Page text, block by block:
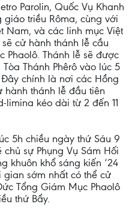
Parolin, Quốc Vụ Khanh
giáo triều Rôma, cùng với
Nam, và các linh mục Việt
cử hành thánh lễ cầu
Phaolô. Thánh lễ sẽ được
Thánh Phêrô vào lúc 5
chính là nơi các Hồng
hành thánh lễ đầu tiên
limina kéo dài từ 2 đến 11
5h chiều ngày thứ Sáu 9
sự Phụng Vụ Sám Hối
khuôn khổ sáng kiến ‘24
gian sớm nhất có thể cử
Tổng Giám Mục Phaolô
thứ Bẩy.